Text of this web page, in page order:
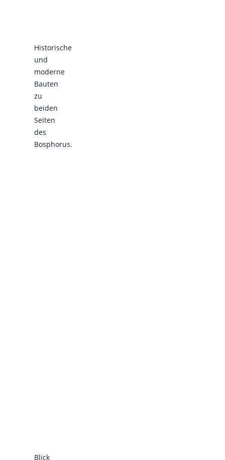
Historische
und
moderne
Bauten
zu
beiden
Seiten
des
Bosphorus.
Blick